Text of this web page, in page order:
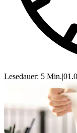
Lesedauer: 5 Min.|